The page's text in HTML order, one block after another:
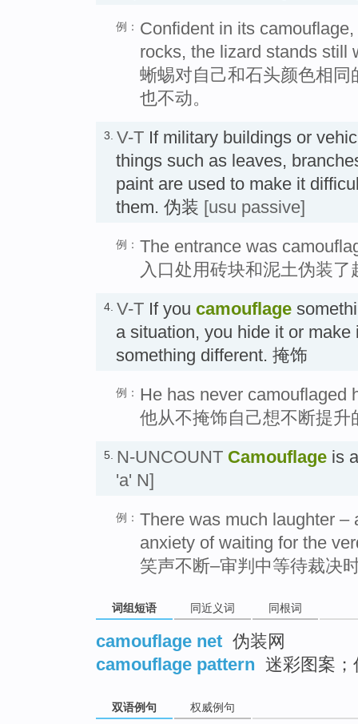
例： Confident in its
rocks, the lizard stands still
蜥蜴对自己和石头颜色相
也不动。
3. V-T If military buildings or
things such as leaves,
paint are used to make it
them. 伪装 [usu passive]
例： The entrance was
入口处用砖块和泥土伪装了
4. V-T If you camouflage
a situation, you hide it or make
something different. 掩饰
例： He has never camouflaged
他从不掩饰自己想不断提升
5. N-UNCOUNT Camouflage is
'a' N]
例： There was much laughter –
anxiety of waiting for the
笑声不断–审判中等待裁决
词组短语 同近义词 同根词
camouflage net 伪装网
camouflage pattern 迷彩图案
双语例句 权威例句